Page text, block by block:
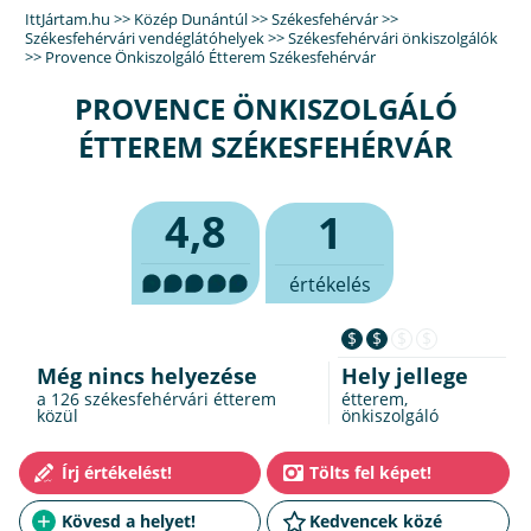
IttJártam.hu >> Közép Dunántúl>>Székesfehérvár>>
Székesfehérvári vendéglátóhelyek>>Székesfehérvári önkiszolgálók
>> Provence Önkiszolgáló Étterem Székesfehérvár
PROVENCE ÖNKISZOLGÁLÓ
ÉTTEREM SZÉKESFEHÉRVÁR
4,8 1
értékelés
Még nincs helyezése
a 126székesfehérvári étterem
közül
$ $
Hely jellege
étterem,
önkiszolgáló